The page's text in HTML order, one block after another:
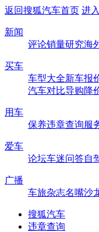
返回搜狐汽车首页 进
新闻
评论销量研究海
买车
车型大全新车报
汽车对比导购降
用车
保养违章查询服
爱车
论坛车迷问答自
广播
车旅杂志名嘴沙
搜狐汽车
违章查询